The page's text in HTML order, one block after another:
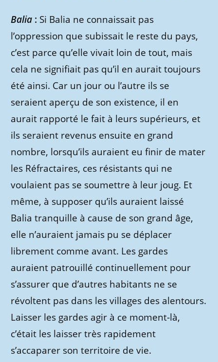
Balia : Si Balia ne connaissait pas
l’oppression que subissait le reste du pays,
c’est parce qu’elle vivait loin de tout, mais
cela ne signifiait pas qu’il en aurait toujours
été ainsi. Car un jour ou l’autre ils se
seraient aperçu de son existence, il en
aurait rapporté le fait à leurs supérieurs, et
ils seraient revenus ensuite en grand
nombre, lorsqu’ils auraient eu finir de mater
les Réfractaires, ces résistants qui ne
voulaient pas se soumettre à leur joug. Et
même, à supposer qu’ils auraient laissé
Balia tranquille à cause de son grand âge,
elle n’auraient jamais pu se déplacer
librement comme avant. Les gardes
auraient patrouillé continuellement pour
s’assurer que d’autres habitants ne se
révoltent pas dans les villages des alentours.
Laisser les gardes agir à ce moment-là,
c’était les laisser très rapidement
s’accaparer son territoire de vie.